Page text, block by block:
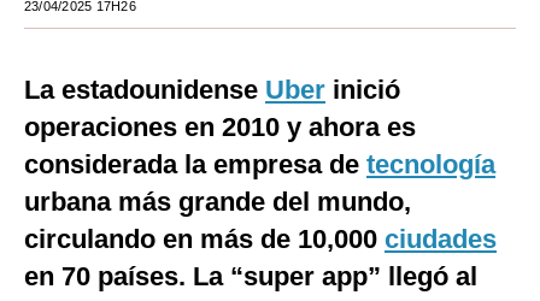
Tecnología
Club del Suscriptor
G de Gestión
Notas Contratadas
23/04/2025 17H26
La estadounidense Uber inició
operaciones en 2010 y ahora es
considerada la empresa de tecnología
urbana más grande del mundo,
circulando en más de 10,000 ciudades
en 70 países. La “super app” llegó al